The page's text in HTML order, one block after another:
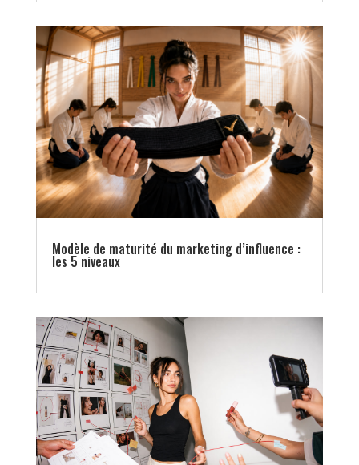
Modèle de maturité du marketing d’influence :
les 5 niveaux